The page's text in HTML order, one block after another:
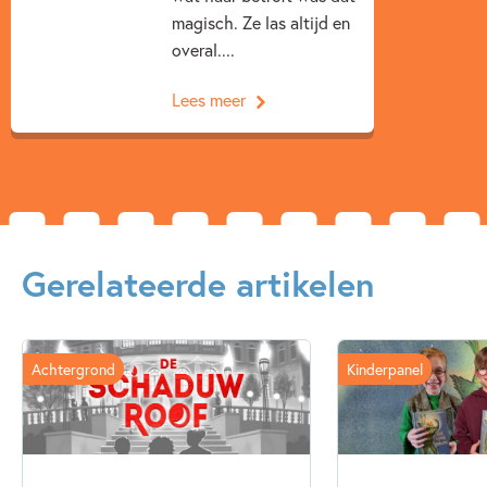
magisch. Ze las altijd en
overal....
Lees meer
Gerelateerde artikelen
Achtergrond Kinderpanel